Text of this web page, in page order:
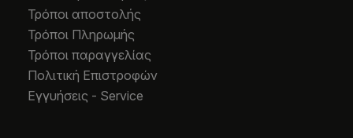
Τρόποι αποστολής
Τρόποι Πληρωμής
Τρόποι παραγγελίας
Πολιτική Επιστροφών
Εγγυήσεις - Service